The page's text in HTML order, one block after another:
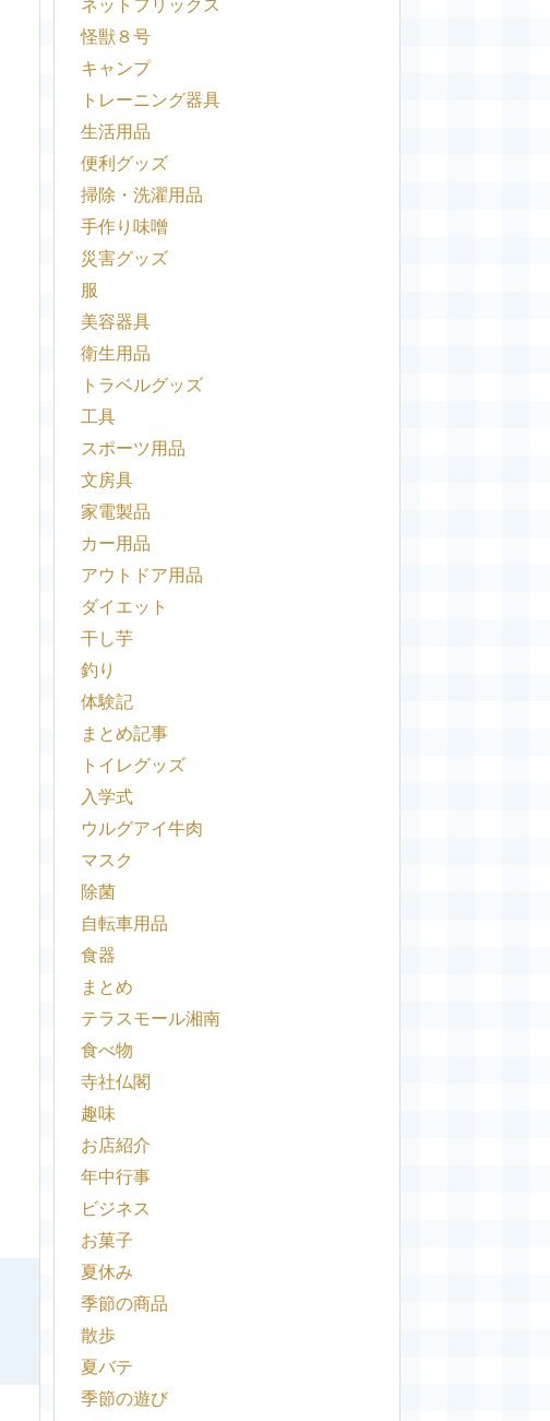
ネットフリックス
怪獣８号
キャンプ
トレーニング器具
生活用品
便利グッズ
掃除・洗濯用品
手作り味噌
災害グッズ
服
美容器具
衛生用品
トラベルグッズ
工具
スポーツ用品
文房具
家電製品
カー用品
アウトドア用品
ダイエット
干し芋
釣り
体験記
まとめ記事
トイレグッズ
入学式
ウルグアイ牛肉
マスク
除菌
自転車用品
食器
まとめ
テラスモール湘南
食べ物
寺社仏閣
趣味
お店紹介
年中行事
ビジネス
お菓子
夏休み
季節の商品
散歩
夏バテ
季節の遊び